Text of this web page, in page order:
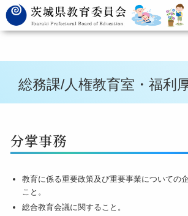
総務課/人権教育室・福利
分掌事務
教育に係る重要政策及び重要事業についての
こと。
総合教育会議に関すること。